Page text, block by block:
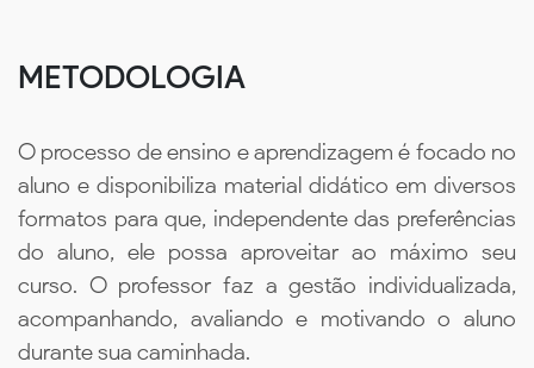
METODOLOGIA
O processo de ensino e aprendizagem é focado no
aluno e disponibiliza material didático em diversos
formatos para que, independente das preferências
do aluno, ele possa aproveitar ao máximo seu
curso. O professor faz a gestão individualizada,
acompanhando, avaliando e motivando o aluno
durante sua caminhada.